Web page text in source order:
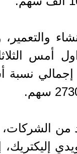
والتعمير،
أمس
إجمالي نسبة
الشركات،